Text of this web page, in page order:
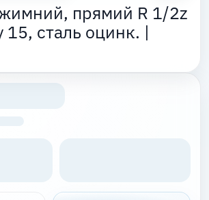
прямий R 1/2z
15, сталь оцинк. |